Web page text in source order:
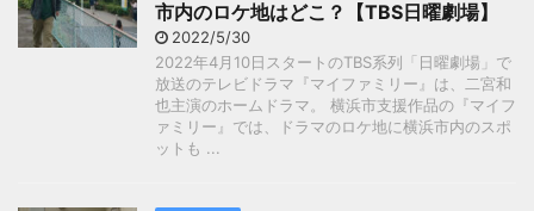
市内のロケ地はどこ？【TBS日曜劇場】
2022/5/30
2022年4月10日スタートのTBS系列「日曜劇場」で
放送のテレビドラマ『マイファミリー』は、二宮和
也主演のホームドラマ。 横浜市支援作品の『マイフ
ァミリー』では、ドラマのロケ地に横浜市内のスポ
ットも ...